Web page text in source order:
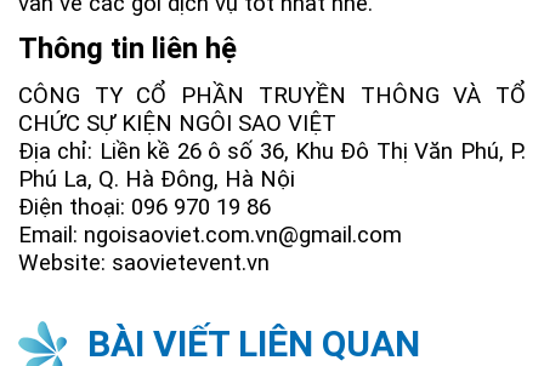
Thông tin liên hệ
CÔNG TY CỔ PHẦN TRUYỀN THÔNG VÀ TỔ
CHỨC SỰ KIỆN NGÔI SAO VIỆT
Địa chỉ: Liền kề 26 ô số 36, Khu Đô Thị Văn Phú, P.
Phú La, Q. Hà Đông, Hà Nội
Điện thoại: 096 970 19 86
Email: ngoisaoviet.com.vn@gmail.com
Website: saovietevent.vn
BÀI VIẾT LIÊN QUAN